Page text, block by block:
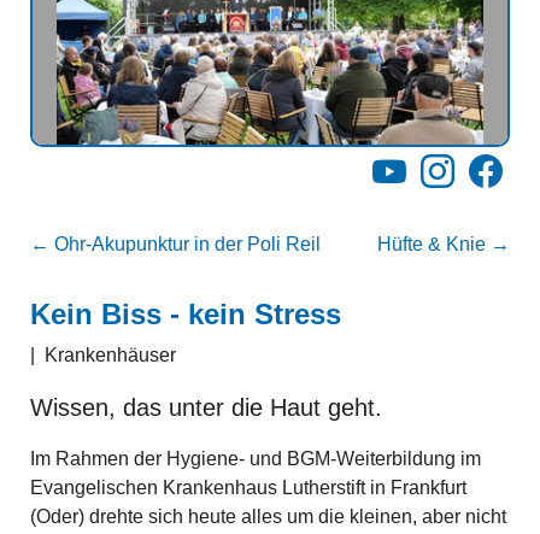
YouTubeInstagram
← Ohr-Akupunktur in der Poli Reil Hüfte & Knie →
Kein Biss - kein Stress
Krankenhäuser
Wissen, das unter die Haut geht.
Im Rahmen der Hygiene- und BGM-Weiterbildung im
Evangelischen Krankenhaus Lutherstift in Frankfurt
(Oder) drehte sich heute alles um die kleinen, aber nicht